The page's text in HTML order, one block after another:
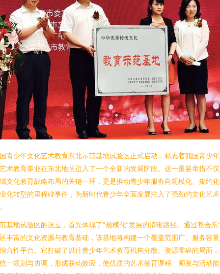
青少年文化艺术教育东北示范基地试验区正式启动，标志着我国青少
术教育事业在东北地区迈入了一个全新的发展阶段。这一重要举措不
文化教育战略布局的关键一环，更是推动青少年服务向规模化、集约
化转型的里程碑事件，为新时代青少年全面发展注入了强劲的文化艺
基地试验区的设立，首先体现了“规模化”发展的清晰路径。通过整合东
丰富的文化资源与教育基础，该基地将构建一个覆盖范围广、服务容
合性平台。它打破了以往青少年艺术教育机构分散、资源零碎的局面
一规划与协调，形成联动效应，使优质的艺术教育课程、师资与活动